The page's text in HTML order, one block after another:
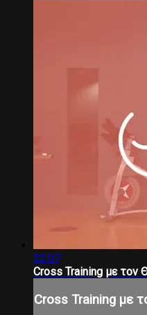
32:07
Cross Training με τον
Cross Training με